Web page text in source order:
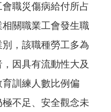
職災傷病給付所占
關職業工會發生職
，該職種勞工多為
因具有流動性大及
訓練人數比例偏
不足、安全觀念未